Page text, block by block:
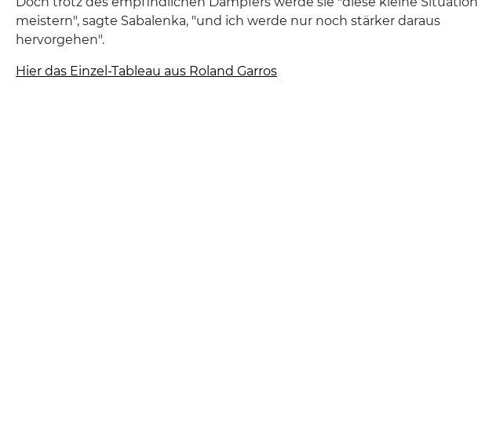
meistern", sagte Sabalenka, "und ich werde nur noch stärker daraus
hervorgehen".
Hier das Einzel-Tableau aus Roland Garros